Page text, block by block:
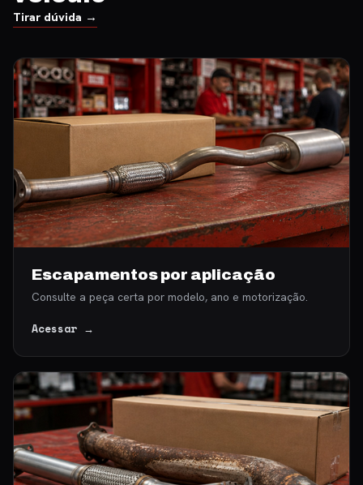
Tirar dúvida →
Escapamentos por aplicação
Consulte a peça certa por modelo, ano e motorização.
Acessar →